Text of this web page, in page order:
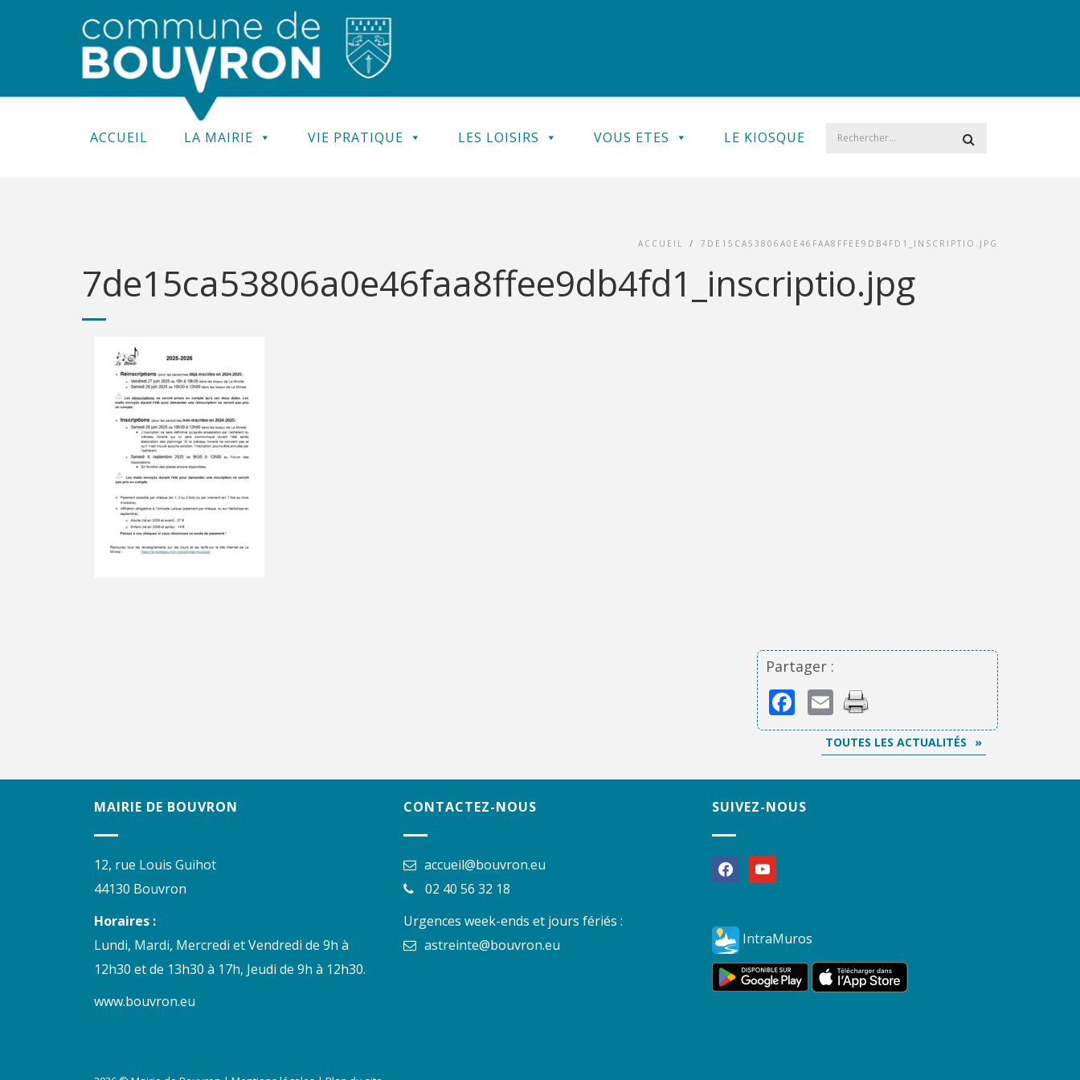
ACCUEIL LA MAIRIE VIE PRATIQUE LES LOISIRS VOUS ETES LE KIOSQUE
ACCUEIL / 7DE15CA53806A0E46FAA8FFEE9DB4FD1_INSCRIPTIO.JPG
7de15ca53806a0e46faa8ffee9db4fd1_inscriptio.jpg
Partager :
Facebook
Email
TOUTES LES ACTUALITÉS
MAIRIE DE BOUVRON
12, rue Louis Guihot
44130 Bouvron
Horaires :
Lundi, Mardi, Mercredi et Vendredi de 9h à
12h30 et de 13h30 à 17h, Jeudi de 9h à 12h30.
www.bouvron.eu
CONTACTEZ-NOUS
accueil@bouvron.eu
02 40 56 32 18
Urgences week-ends et jours fériés :
astreinte@bouvron.eu
SUIVEZ-NOUS
facebookyoutube
IntraMuros